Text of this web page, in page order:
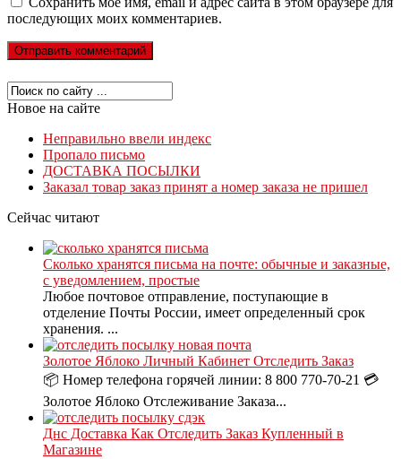
последующих моих комментариев.
Новое на сайте
Неправильно ввели индекс
Пропало письмо
ДОСТАВКА ПОСЫЛКИ
Заказал товар заказ принят а номер заказа не пришел
Сейчас читают
Сколько хранятся письма на почте: обычные и заказные,
с уведомлением, простые
Любое почтовое отправление, поступающие в
отделение Почты России, имеет определенный срок
хранения. ...
Золотое Яблоко Личный Кабинет Отследить Заказ
📦 Номер телефона горячей линии: 8 800 770-70-21 💳
Золотое Яблоко Отслеживание Заказа...
Днс Доставка Как Отследить Заказ Купленный в
Магазине